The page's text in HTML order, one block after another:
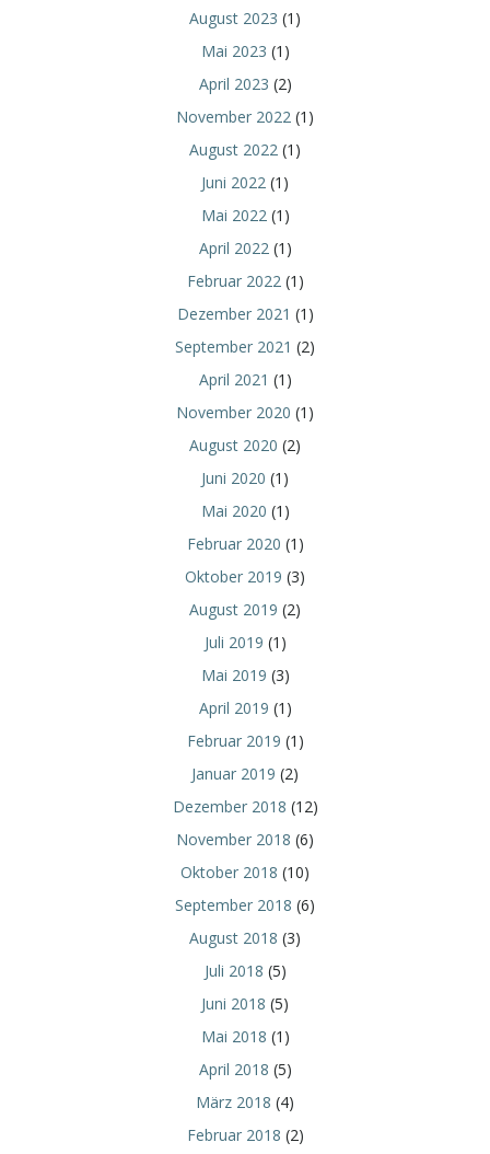
August 2023 (1)
Mai 2023 (1)
April 2023 (2)
November 2022 (1)
August 2022 (1)
Juni 2022 (1)
Mai 2022(1)
April 2022(1)
Februar 2022(1)
Dezember 2021 (1)
September 2021 (2)
April 2021 (1)
November 2020 (1)
August 2020 (2)
Juni 2020 (1)
Mai 2020 (1)
Februar 2020 (1)
Oktober 2019 (3)
August 2019 (2)
Juli 2019 (1)
Mai 2019 (3)
April 2019 (1)
Februar 2019 (1)
Januar 2019 (2)
Dezember 2018 (12)
November 2018 (6)
Oktober 2018 (10)
September 2018 (6)
August 2018 (3)
Juli 2018 (5)
Juni 2018 (5)
Mai 2018 (1)
April 2018 (5)
März 2018 (4)
Februar 2018 (2)